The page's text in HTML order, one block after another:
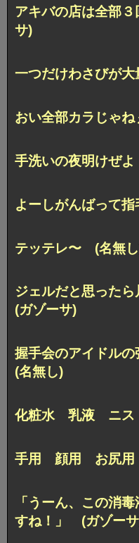
アキバの店は全部
サ)
一つだけわさびが
おい全部カラじゃ
手洗いの夜明けぜ
よーしがんばって
テッテレ〜 (名無
ジェルだと思った
(ガゾーサ)
握手会のアイドル
(名無し)
化粧水 乳液 ニス
手用 顔用 お尻用
「うーん、この消
すね！」 (ガゾー